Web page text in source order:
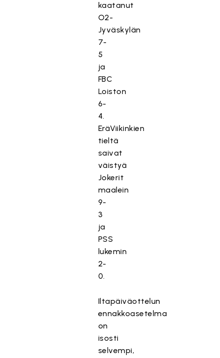
kaatanut
O2-
Jyväskylän
7-
5
ja
FBC
Loiston
6-
4.
EräViikinkien
tieltä
saivat
väistyä
Jokerit
maalein
9-
3
ja
PSS
lukemin
2-
0.
Iltapäiväottelun
ennakkoasetelma
on
isosti
selvempi,